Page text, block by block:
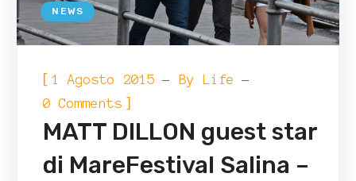
NEWS
[1 Agosto 2015 By
Life
0 Comments ]
MATT DILLON guest star
di MareFestival Salina –